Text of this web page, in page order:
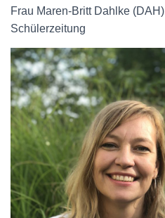
Frau Maren-Britt Dahlke
Schülerzeitung